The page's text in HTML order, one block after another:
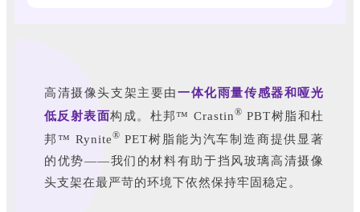
高清摄像头支架主要由一体化雨量传感器和哑光
低反射表面构成。 杜邦™ Crastin® PBT树脂和杜
邦™ Rynite® PET树脂能为汽车制造商提供显著
的优势——我们的材料有助于挡风玻璃高清摄像
头支架在最严苛的环境下依然保持牢固稳定 。